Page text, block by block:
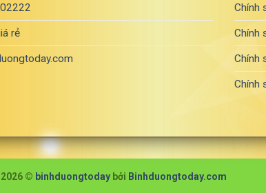
rẻ
Chính
Chính
Chính
Chính
© binhduongtodaybởi Binhduongtoday.com